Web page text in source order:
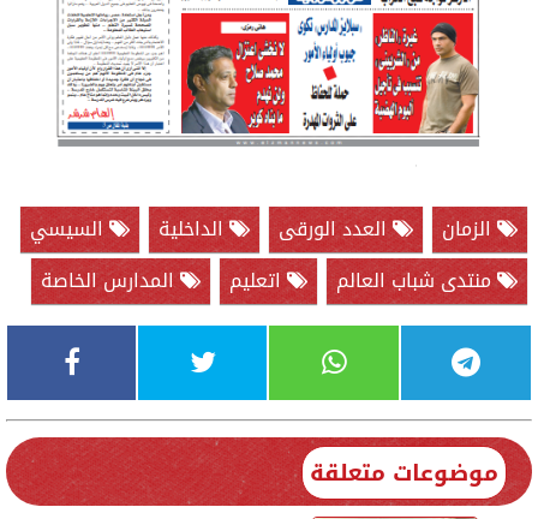
الزمان العدد الورقى الداخلية
السيسي
منتدى شباب العالم
اتعليم المدارس الخاصة
موضوعات متعلقة